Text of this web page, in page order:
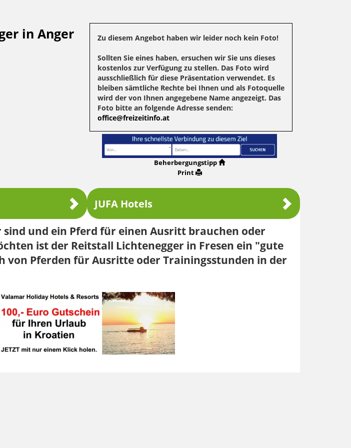
in Anger Zu diesem Angebot haben wir leider noch kein Foto!
Sollten Sie eines haben, ersuchen wir Sie uns dieses
kostenlos zur Verfügung zu stellen. Das Foto wird
ausschließlich für diese Präsentation verwendet. Es
bleiben sämtliche Rechte bei Ihnen und als Fotoquelle
wird der von Ihnen angegebene Name angezeigt. Das
Foto bitte an folgende Adresse senden:
office@freizeitinfo.at
Beherbergungstipp
Print
JUFA Hotels
sind und ein Pferd für einen Ausritt brauchen oder
ist der Reitstall Lichtenegger in Fresen ein "gute
von Pferden für Ausritte oder Trainingsstunden in der